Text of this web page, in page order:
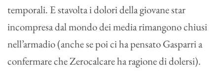
temporali. E stavolta i dolori della giovane star
incompresa dal mondo dei media rimangono chiusi
nell’armadio (anche se poi ci ha pensato Gasparri a
confermare che Zerocalcare ha ragione di dolersi).